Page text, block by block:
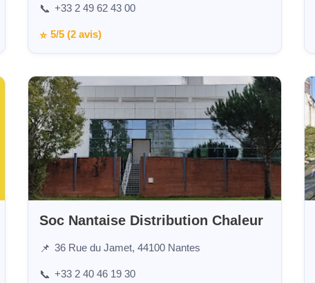
📞 +33 2 49 62 43 00
⭐ 5/5 (2 avis)
Soc Nantaise Distribution Chaleur
📌 36 Rue du Jamet, 44100 Nantes
📞 +33 2 40 46 19 30